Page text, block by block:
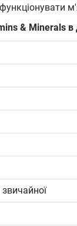
& Minerals в